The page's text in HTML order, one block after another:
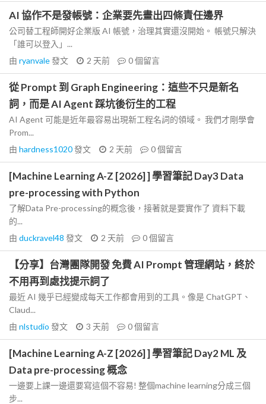
AI 協作不是發帳號：企業要先畫出四條責任邊界
公司替工程師開好企業版 AI 帳號，治理其實還沒開始。 帳號只解決
「誰可以登入」...
由 ryanvale發文 2 天前 0個留言
從 Prompt 到 Graph Engineering：這些不只是新名
詞，而是 AI Agent 踩坑後衍生的工程
AI Agent 可能是近年最容易出現新工程名詞的領域。 我們才剛學會
Prom...
由 hardness1020發文 2 天前 0個留言
[Machine Learning A-Z [2026] ] 學習筆記 Day3 Data
pre-processing with Python
了解Data Pre-processing的概念後，接著就是要實作了 資料下載
的...
由 duckravel48 發文 2 天前 0個留言
【分享】台灣團隊開發 免費 AI Prompt 管理網站，終於
不用再到處找提示詞了
最近 AI 幾乎已經變成每天工作都會用到的工具。像是 ChatGPT、
Claud...
由 nlstudio 發文 3 天前 0個留言
[Machine Learning A-Z [2026] ] 學習筆記 Day2 ML 及
Data pre-processing 概念
一邊要上課一邊還要寫這個不容易! 整個machine learning分成三個
步...